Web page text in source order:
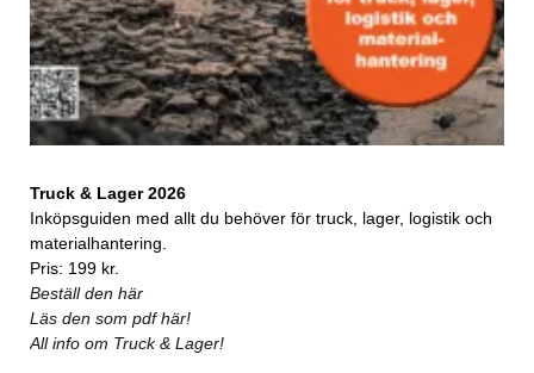
Truck & Lager 2026
Inköpsguiden med allt du behöver för truck, lager, logistik och
materialhantering.
Pris: 199 kr.
Beställ den här
Läs den som pdf här!
All info om Truck & Lager!